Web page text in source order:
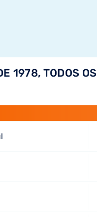
1978, TODOS OS